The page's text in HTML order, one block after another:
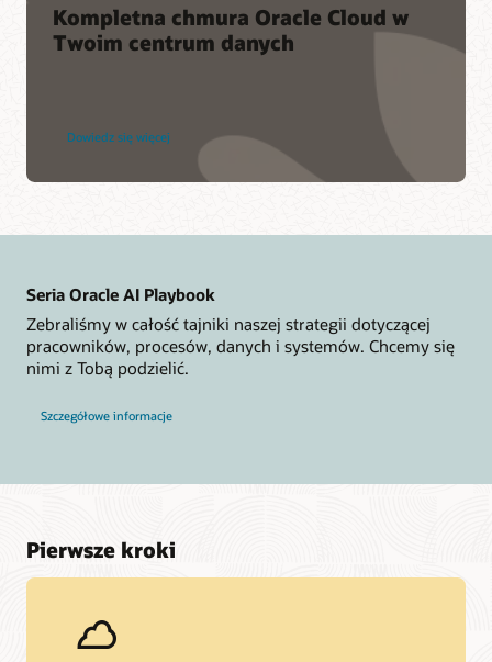
Kompletna chmura Oracle Cloud w
Twoim centrum danych
Dowiedz się więcej
usłudze
Cloud@Customer
Seria Oracle AI Playbook
Zebraliśmy w całość tajniki naszej strategii dotyczącej
pracowników, procesów, danych i systemów. Chcemy się
nimi z Tobą podzielić.
Szczegółowe informacje
Pierwsze kroki